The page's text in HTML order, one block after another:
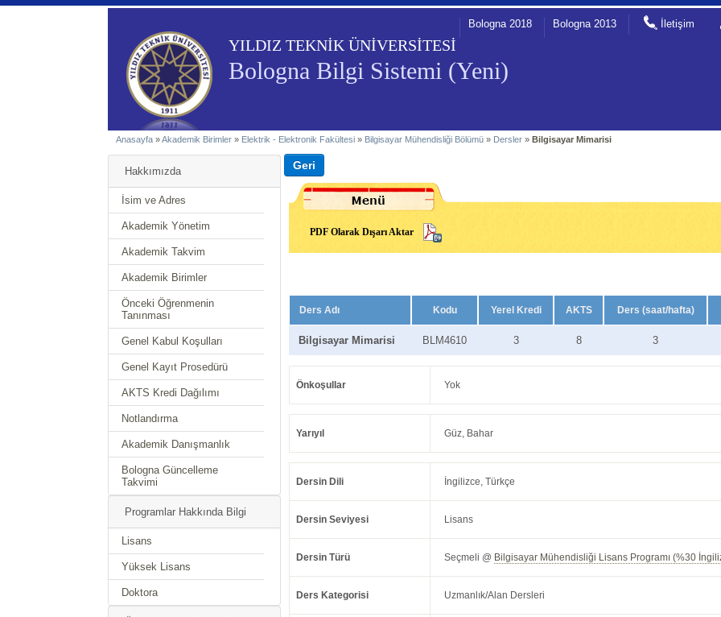
YILDIZ TEKNİK ÜNİVERSİTESİ
Bologna Bilgi Sistemi (Yeni)
Bologna 2018 Bologna 2013 İletişim
Anasayfa »Akademik Birimler » Elektrik - Elektronik Fakültesi » Bilgisayar Mühendisliği Bölümü » Dersler »Bilgisayar Mimarisi
Hakkımızda
İsim ve Adres
Akademik Yönetim
Akademik Takvim
Akademik Birimler
Önceki Öğrenmenin
Tanınması
Genel Kabul Koşulları
Genel Kayıt Prosedürü
AKTS Kredi Dağılımı
Notlandırma
Akademik Danışmanlık
Bologna Güncelleme
Takvimi
Programlar Hakkında Bilgi
Lisans
Yüksek Lisans
Doktora
PDF Olarak Dışarı Aktar
Ders Adı Kodu Yerel Kredi AKTS Ders (saat/hafta)
Bilgisayar Mimarisi BLM4610 3 8 3
Önkoşullar Yok
Yarıyıl Güz, Bahar
Dersin Dili İngilizce, Türkçe
Dersin Seviyesi Lisans
Dersin Türü Seçmeli @ Bilgisayar Mühendisliği Lisans Programı (%30
Ders Kategorisi Uzmanlık/Alan Dersleri